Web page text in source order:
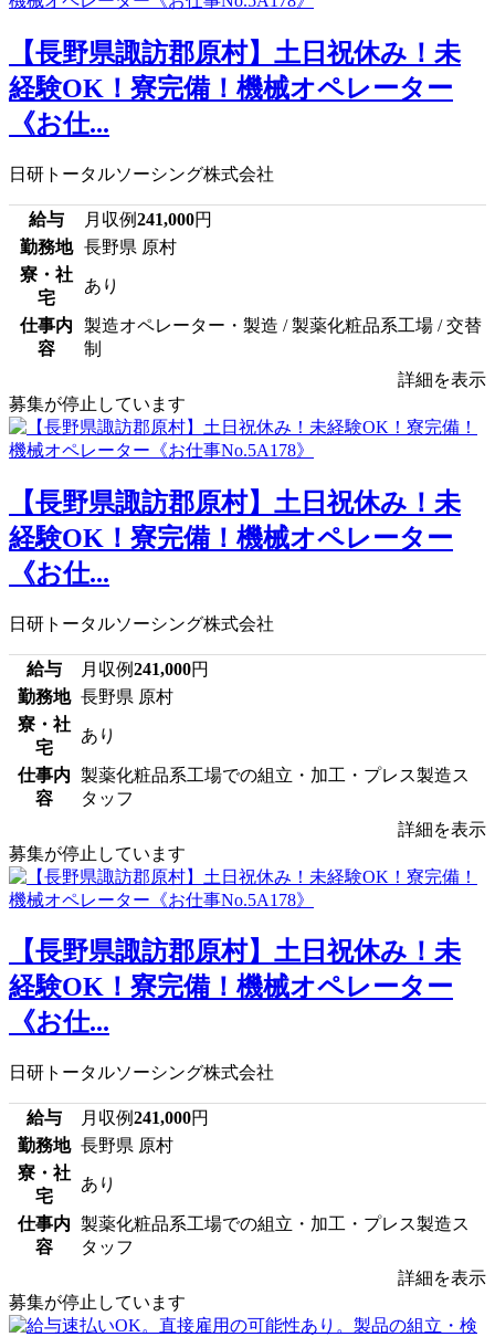
【長野県諏訪郡原村】土日祝休み！未
経験OK！寮完備！機械オペレーター
《お仕...
日研トータルソーシング株式会社
給与 月収例241,000円
勤務地
長野県 原村
寮・社
宅
あり
仕事内
容
製造オペレーター・製造 / 製薬化粧品系工場 / 交替
制
詳細を表示
募集が停止しています
【長野県諏訪郡原村】土日祝休み！未
経験OK！寮完備！機械オペレーター
《お仕...
日研トータルソーシング株式会社
給与 月収例241,000円
勤務地 長野県 原村
寮・社
宅
あり
仕事内
容
製薬化粧品系工場での組立・加工・プレス製造ス
タッフ
詳細を表示
募集が停止しています
【長野県諏訪郡原村】土日祝休み！未
経験OK！寮完備！機械オペレーター
《お仕...
日研トータルソーシング株式会社
給与 月収例241,000円
勤務地 長野県 原村
寮・社
宅
あり
仕事内
容
製薬化粧品系工場での組立・加工・プレス製造ス
タッフ
詳細を表示
募集が停止しています